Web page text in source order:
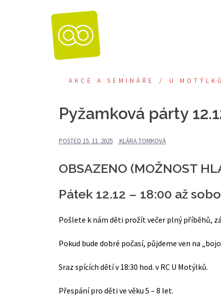
AKCE A SEMINÁŘE U MOTÝLKŮ
Pyžamková párty
POSTED 15. 11. 2025 KLÁRA TOMKOVÁ
OBSAZENO (MOŽNOST
Pátek 12.12 – 18:00 až
Pošlete k nám děti prožít večer plný příběhů,
Pokud bude dobré počasí, půjdeme ven na
Sraz spících dětí v 18:30 hod. v RC U Motýlků.
Přespání pro děti ve věku 5 – 8 let.